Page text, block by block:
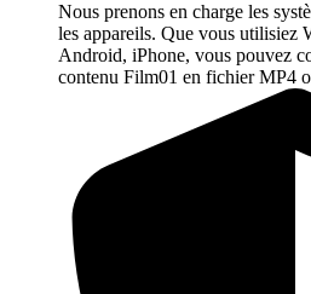
Nous prenons en charge les
les appareils. Que vous utilisiez
Android, iPhone, vous pouvez
contenu Film01 en fichier MP4